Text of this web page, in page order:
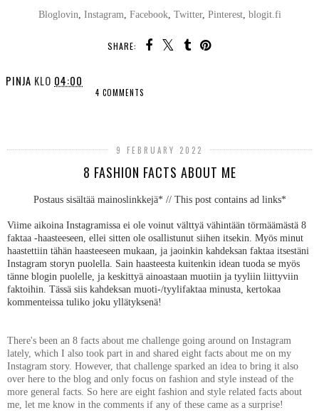
Bloglovin Instagram Facebook, Twitter, Pinterest, blogit.fi
SHARE:
PINJA KLO 04:00
4 COMMENTS
9 FEBRUARY 2022
8 FASHION FACTS ABOUT ME
Postaus sisältää mainoslinkkejä* // This post contains ad links*
Viime aikoina Instagramissa ei ole voinut välttyä vähintään törmäämästä 8
faktaa -haasteeseen, ellei sitten ole osallistunut siihen itsekin. Myös minut
haastettiin tähän haasteeseen mukaan, ja jaoinkin kahdeksan faktaa itsestäni
Instagram storyn puolella. Sain haasteesta kuitenkin idean tuoda se myös
tänne blogin puolelle, ja keskittyä ainoastaan muotiin ja tyyliin liittyviin
faktoihin. Tässä siis kahdeksan muoti-/tyylifaktaa minusta, kertokaa
kommenteissa tuliko joku yllätyksenä!
There's been an 8 facts about me challenge going around on Instagram
lately, which I also took part in and shared eight facts about me on my
Instagram story. However, that challenge sparked an idea to bring it also
over here to the blog and only focus on fashion and style instead of the
more general facts. So here are eight fashion and style related facts about
me, let me know in the comments if any of these came as a surprise!